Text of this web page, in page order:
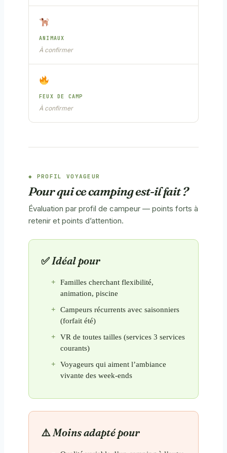
ANIMAUX
À confirmer
FEUX DE CAMP
À confirmer
PROFIL VOYAGEUR
Pour qui ce camping est-il fait ?
Évaluation par profil de campeur — points forts à
retenir et points d’attention.
Idéal pour
Familles cherchant flexibilité,
animation, piscine
Campeurs récurrents avec saisonniers
(forfait été)
VR de toutes tailles (services 3 services
courants)
Voyageurs qui aiment l’ambiance
vivante des week-ends
Moins adapté pour